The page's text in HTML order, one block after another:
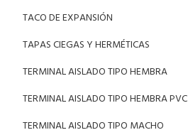
TACO DE EXPANSIÓN
TAPAS CIEGAS Y HERMÉTICAS
TERMINAL AISLADO TIPO HEMBRA
TERMINAL AISLADO TIPO HEMBRA PVC
TERMINAL AISLADO TIPO MACHO